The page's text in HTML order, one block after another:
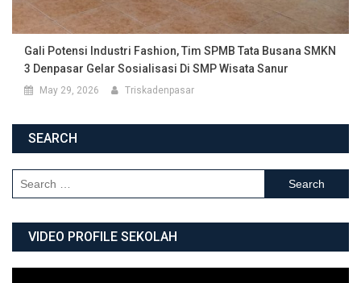
Gali Potensi Industri Fashion, Tim SPMB Tata Busana SMKN
3 Denpasar Gelar Sosialisasi Di SMP Wisata Sanur
May 29, 2026 Triskadenpasar
SEARCH
Search for:
VIDEO PROFILE SEKOLAH